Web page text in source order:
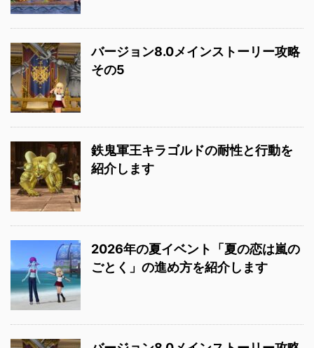
バージョン8.0メインストーリー攻略
その5
鉄鬼軍王キラゴルドの耐性と行動を
紹介します
2026年の夏イベント「夏の恋は嵐の
ごとく」の進め方を紹介します